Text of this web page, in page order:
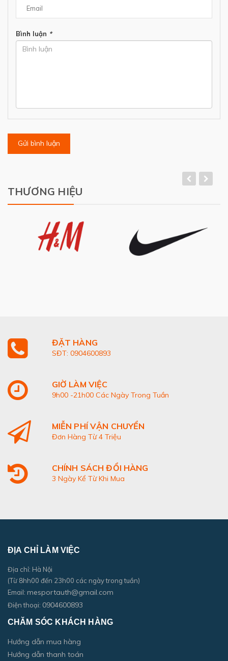
Bình luận *
Gửi bình luận
THƯƠNG HIỆU
ĐẶT HÀNG
SĐT: 0904600893
GIỜ LÀM VIỆC
9h00 -21h00 Các Ngày Trong Tuần
MIỄN PHÍ VẬN CHUYỂN
Đơn Hàng Từ 4 Triệu
CHÍNH SÁCH ĐỔI HÀNG
3 Ngày Kể Từ Khi Mua
ĐỊA CHỈ LÀM VIỆC
Địa chỉ: Hà Nội
(Từ 8hh00 đến 23h00 các ngày trong tuần)
Email: mesportauth@gmail.com
Điện thoại: 0904600893
CHĂM SÓC KHÁCH HÀNG
Hướng dẫn mua hàng
Hướng dẫn thanh toán